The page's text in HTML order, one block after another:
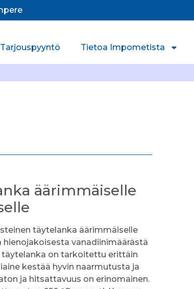
Tarjouspyyntö Tietoa Impometista
äärimmäiselle
täytelanka äärimmäiselle
hienojakoisesta vanadiinimäärästä
on tarkoitettu erittäin
kestää hyvin naarmutusta ja
ja hitsattavuus on erinomainen.